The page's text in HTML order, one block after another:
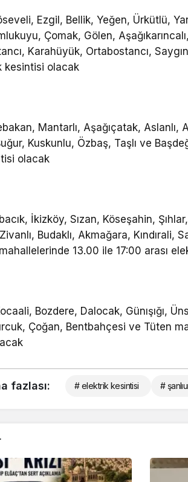
Ezgil, Bellik, Yeğen, Ürkütlü,
Çomak, Gölen,
Karahüyük, Ortabostancı,
kesintisi olacak
Mantarlı, Aşağıçatak, Aslanlı,
Kuskunlu, Özbaş, Taşlı ve
olacak
İkizköy, Sızan, Köseşahin, Şıhlar,
Budaklı, Akmağara, Kındırali,
13.00 ile 17:00 arası
Bozdere, Dalocak, Günışığı,
Çoğan, Bentbahçesi ve Tüten
fazlası: # elektrik kesintisi #